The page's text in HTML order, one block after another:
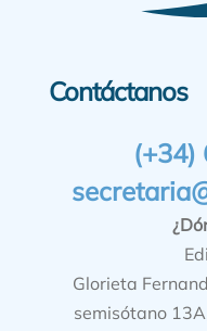
Contáctanos
(+34)
Glorieta
semisótano